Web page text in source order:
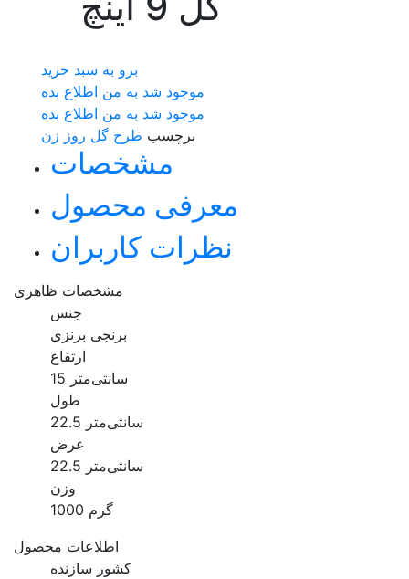
برو به سبد خرید
موجود شد به من اطلاع بده
موجود شد به من اطلاع بده
برچسب طرح گل روز زن
مشخصات
معرفی محصول
نظرات کاربران
مشخصات ظاهری
جنس
برنجی برنزی
ارتفاع
15 سانتی‌متر
طول
22.5 سانتی‌متر
عرض
22.5 سانتی‌متر
وزن
1000 گرم
اطلاعات محصول
کشور سازنده